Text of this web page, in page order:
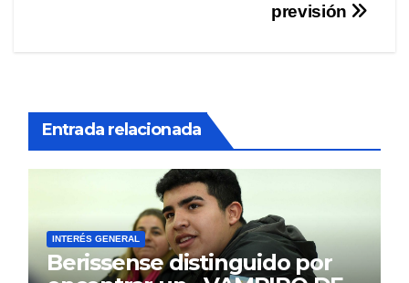
previsión
Entrada relacionada
INTERÉS GENERAL
Berissense distinguido por